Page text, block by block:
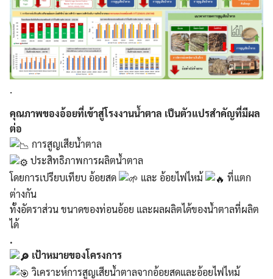
.
คุณภาพของอ้อยที่เข้าสู่โรงงานน้ำตาล เป็นตัวแปรสำคัญที่มีผล
ต่อ
การสูญเสียน้ำตาล
ประสิทธิภาพการผลิตน้ำตาล
โดยการเปรียบเทียบ อ้อยสด
และ อ้อยไฟไหม้
ที่แตก
ต่างกัน
ทั้งอัตราส่วน ขนาดของท่อนอ้อย และผลผลิตได้ของน้ำตาลที่ผลิต
ได้
.
เป้าหมายของโครงการ
วิเคราะห์การสูญเสียน้ำตาลจากอ้อยสดและอ้อยไฟไหม้